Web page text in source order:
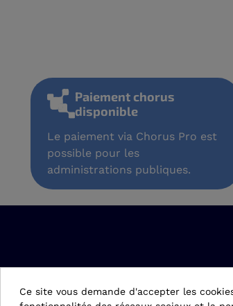
Paiement chorus
disponible
Le paiement via Chorus Pro est
possible pour les
administrations publiques.
Ce site vous demande d'accepter les